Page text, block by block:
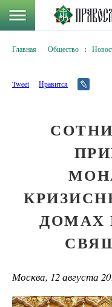
Главная Общество :
Tweet Нравится
ДОМАХ
Москва, 12 августа